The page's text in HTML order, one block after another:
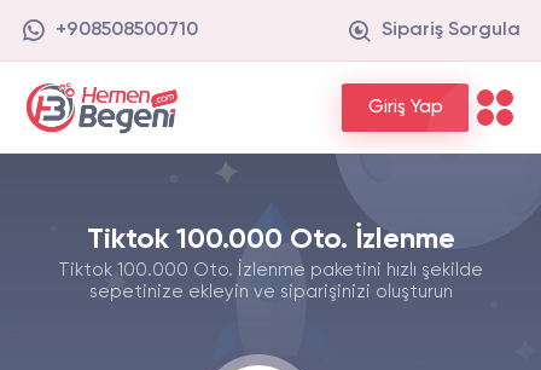
+908508500710 Sipariş Sorgula
Giriş Yap
Tiktok 100.000 Oto. İzlenme
Tiktok 100.000 Oto. İzlenme paketini hızlı şekilde
sepetinize ekleyin ve siparişinizi oluşturun